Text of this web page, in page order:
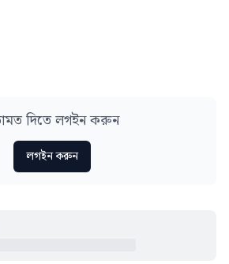
দিতে লগইন করুন
লগইন করুন